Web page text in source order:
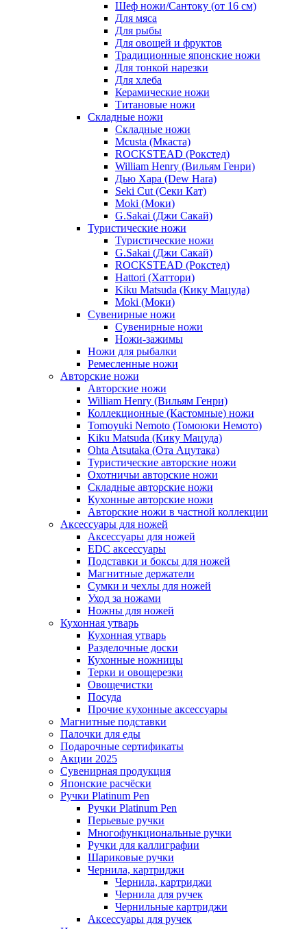
Шеф ножи/Сантоку (от 16 см)
Для мяса
Для рыбы
Для овощей и фруктов
Традиционные японские ножи
Для тонкой нарезки
Для хлеба
Керамические ножи
Титановые ножи
Складные ножи
Складные ножи
Mcusta (Мкаста)
ROCKSTEAD (Рокстед)
William Henry (Вильям Генри)
Дью Хара (Dew Hara)
Seki Cut (Секи Кат)
Moki (Моки)
G.Sakai (Джи Сакай)
Туристические ножи
Туристические ножи
G.Sakai (Джи Сакай)
ROCKSTEAD (Рокстед)
Hattori (Хаттори)
Kiku Matsuda (Кику Мацуда)
Moki (Моки)
Сувенирные ножи
Сувенирные ножи
Ножи-зажимы
Ножи для рыбалки
Ремесленные ножи
Авторские ножи
Авторские ножи
William Henry (Вильям Генри)
Коллекционные (Кастомные) ножи
Tomoyuki Nemoto (Томоюки Немото)
Kiku Matsuda (Кику Мацуда)
Ohta Atsutaka (Ота Ацутака)
Туристические авторские ножи
Охотничьи авторские ножи
Складные авторские ножи
Кухонные авторские ножи
Авторские ножи в частной коллекции
Аксессуары для ножей
Аксессуары для ножей
EDC аксессуары
Подставки и боксы для ножей
Магнитные держатели
Сумки и чехлы для ножей
Уход за ножами
Ножны для ножей
Кухонная утварь
Кухонная утварь
Разделочные доски
Кухонные ножницы
Терки и овощерезки
Овощечистки
Посуда
Прочие кухонные аксессуары
Магнитные подставки
Палочки для еды
Подарочные сертификаты
Акции 2025
Сувенирная продукция
Японские расчёски
Ручки Platinum Pen
Ручки Platinum Pen
Перьевые ручки
Многофункциональные ручки
Ручки для каллиграфии
Шариковые ручки
Чернила, картриджи
Чернила, картриджи
Чернила для ручек
Чернильные картриджи
Аксессуары для ручек